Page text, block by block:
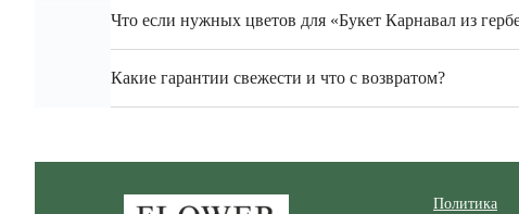
Что если нужных цветов для «Букет Карнавал из
Какие гарантии свежести и что с возвратом?
Политика